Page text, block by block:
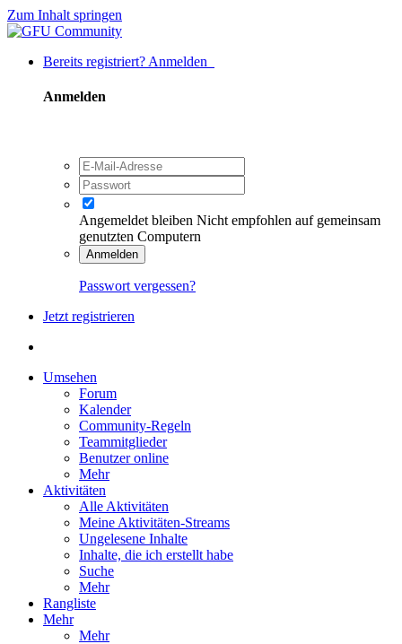
Zum Inhalt springen
Bereits registriert? Anmelden
Anmelden
Angemeldet bleiben Nicht empfohlen auf gemeinsam
genutzten Computern
Anmelden
Passwort vergessen?
Jetzt registrieren
Umsehen
Forum
Kalender
Community-Regeln
Teammitglieder
Benutzer online
Mehr
Aktivitäten
Alle Aktivitäten
Meine Aktivitäten-Streams
Ungelesene Inhalte
Inhalte, die ich erstellt habe
Suche
Mehr
Rangliste
Mehr
Mehr